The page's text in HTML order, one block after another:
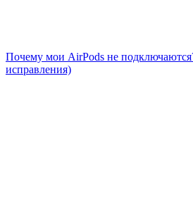
Почему мои AirPods не
исправления)